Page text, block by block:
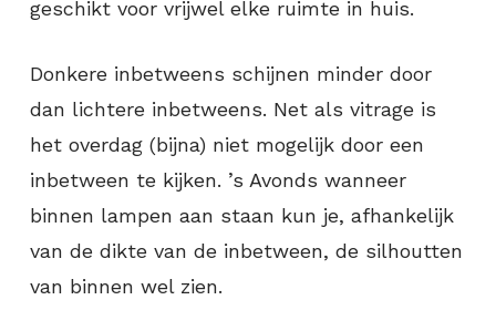
geschikt voor vrijwel elke ruimte in huis.
Donkere inbetweens schijnen minder door
dan lichtere inbetweens. Net als vitrage is
het overdag (bijna) niet mogelijk door een
inbetween te kijken. ’s Avonds wanneer
binnen lampen aan staan kun je, afhankelijk
van de dikte van de inbetween, de silhoutten
van binnen wel zien.